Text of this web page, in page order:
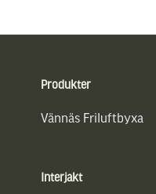
Produkter
Vännäs Friluftbyxa
Interjakt